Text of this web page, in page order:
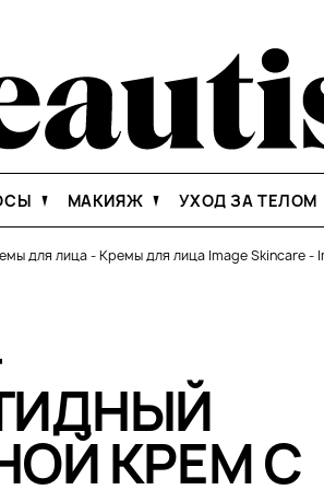
МАКИЯЖ УХОД ЗА ТЕЛОМ
для лица-Кремы для лица Image Skincare-
КРЕМ С